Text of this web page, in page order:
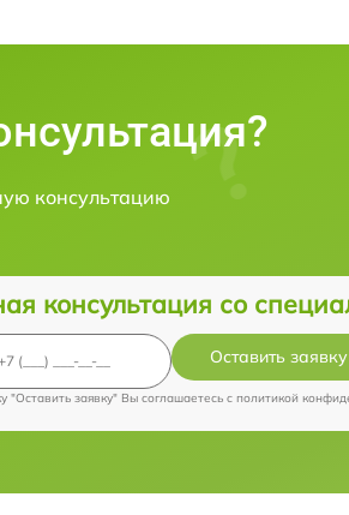
консультацию
консультация со
Оставить заявку
"Оставить заявку" Вы соглашаетесь c политикой